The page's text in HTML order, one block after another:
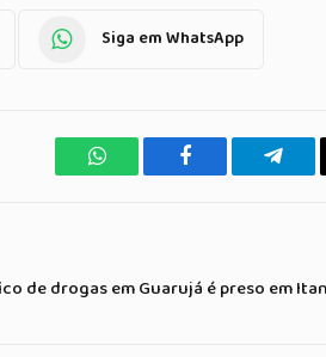
Siga em WhatsApp
WhatsAppFacebook
de drogas em Guarujá é preso em